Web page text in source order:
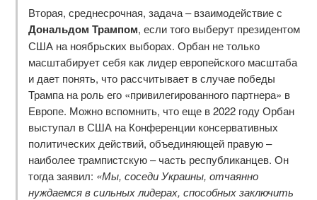
Вторая, среднесрочная, задача – взаимодействие с
Дональдом Трампом, если того выберут президентом
США на ноябрьских выборах. Орбан не только
масштабирует себя как лидер европейского масштаба
и дает понять, что рассчитывает в случае победы
Трампа на роль его «привилегированного партнера» в
Европе. Можно вспомнить, что еще в 2022 году Орбан
выступал в США на Конференции консервативных
политических действий, объединяющей правую –
наиболее трампистскую – часть республиканцев. Он
тогда заявил: «Мы, соседи Украины, отчаянно
нуждаемся в сильных лидерах, способных заключить